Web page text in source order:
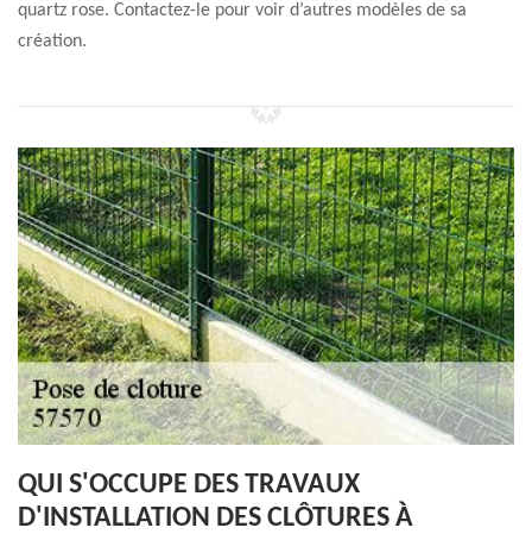
quartz rose. Contactez-le pour voir d’autres modèles de sa
création.
QUI S'OCCUPE DES TRAVAUX
D'INSTALLATION DES CLÔTURES À